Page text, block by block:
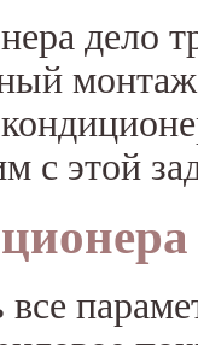
дело
с этой